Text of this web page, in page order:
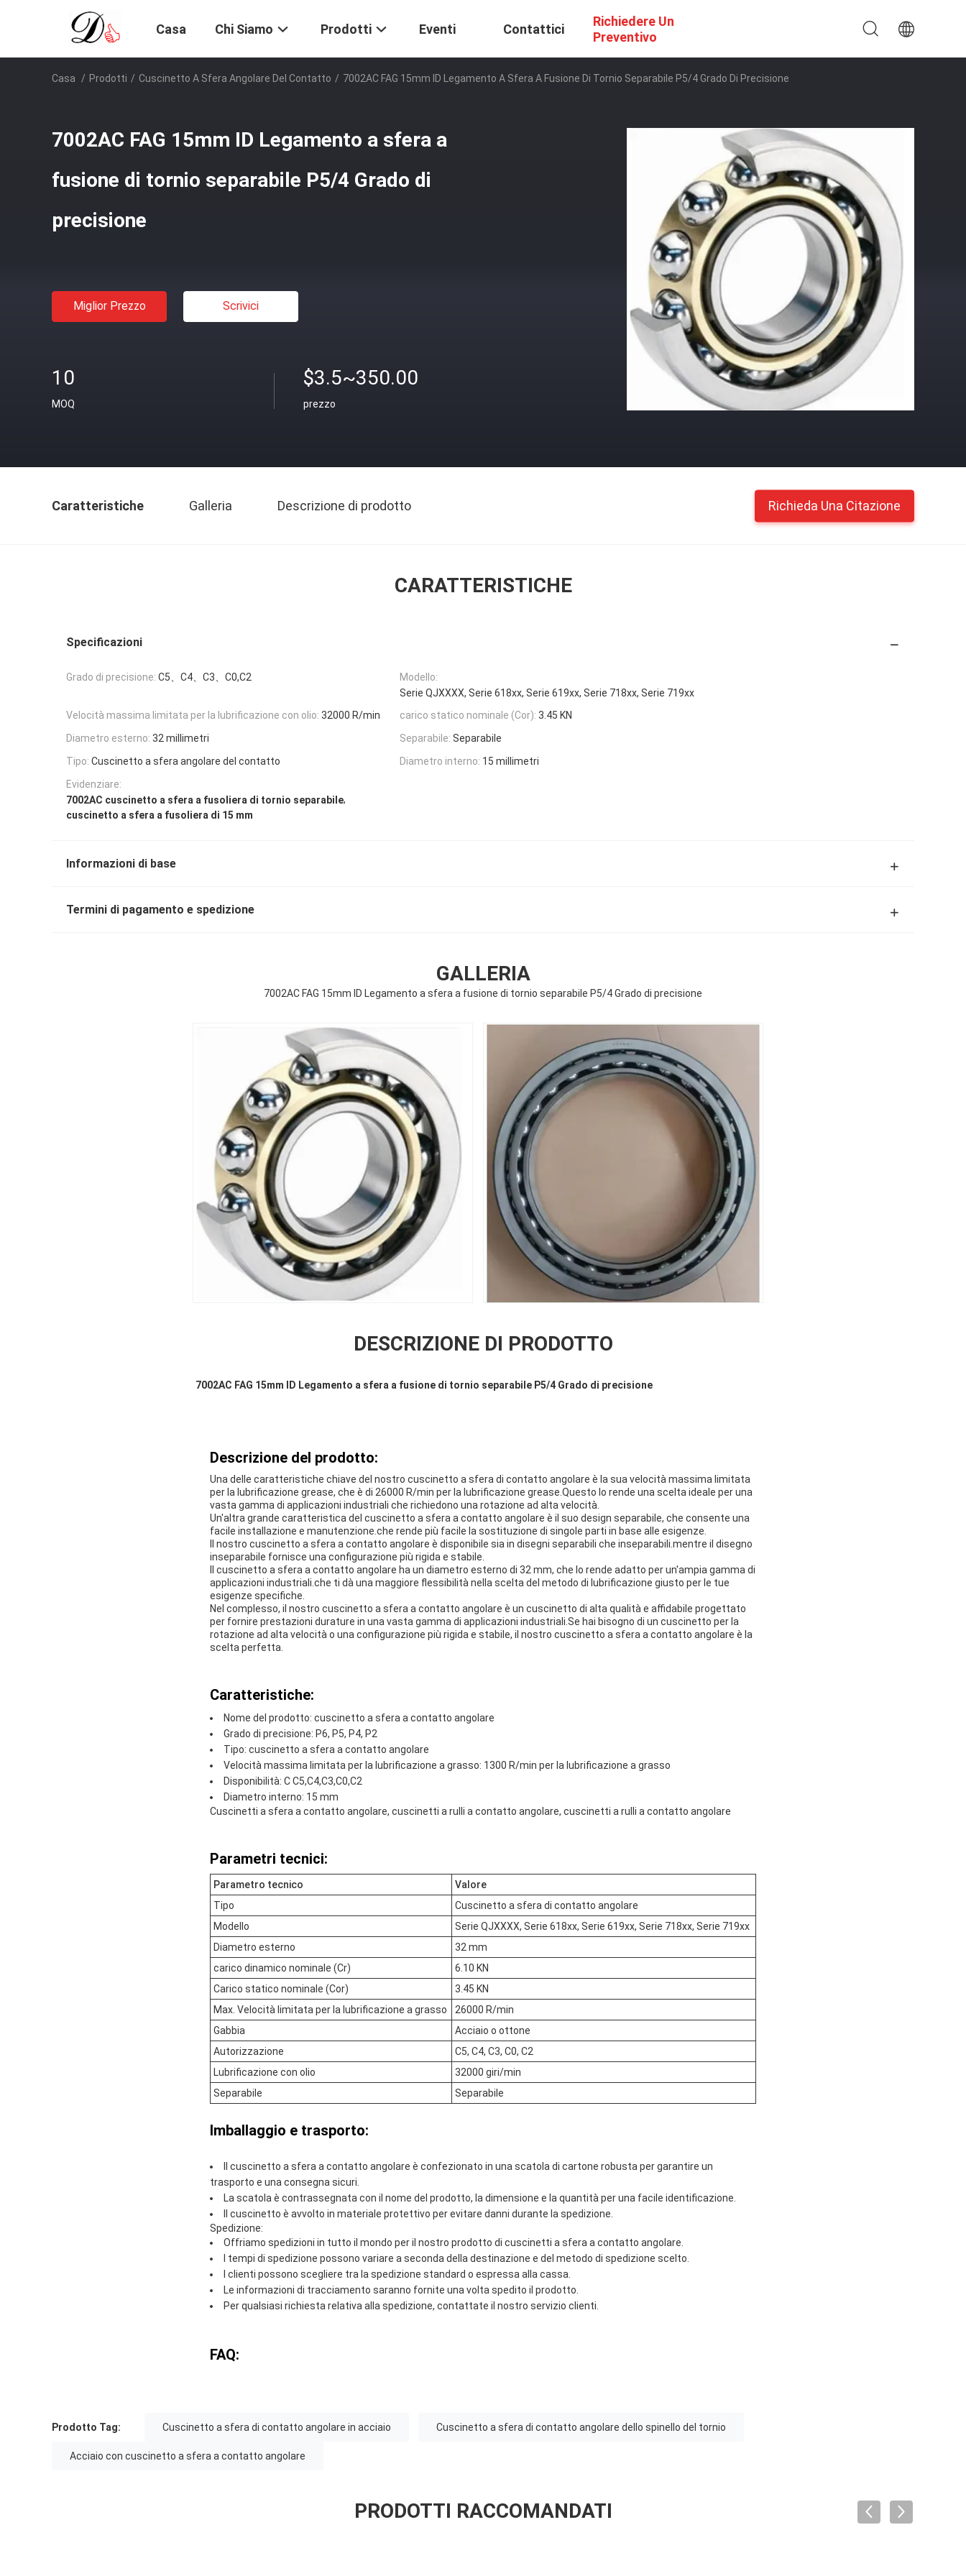
Casa Chi Siamo Prodotti Eventi Contattici
Richiedere Un
Preventivo
Casa / Prodotti / Cuscinetto A Sfera Angolare Del Contatto / 7002AC FAG 15mm ID Legamento A Sfera A Fusione Di Tornio Separabile P5/4 Grado Di Precisione
7002AC FAG 15mm ID Legamento a sfera a
fusione di tornio separabile P5/4 Grado di
precisione
Miglior Prezzo Scrivici
10
MOQ
$3.5~350.00
prezzo
Caratteristiche Galleria Descrizione di prodotto Richieda Una Citazione
CARATTERISTICHE
Specificazioni
Grado di precisione: C5、C4、C3、C0,C2
Modello:
Serie QJXXXX, Serie 618xx, Serie 619xx, Serie 718xx, Serie 719xx
Velocità massima limitata per la lubrificazione con olio: 32000 R/min carico statico nominale (Cor): 3.45 KN
Diametro esterno: 32 millimetri Separabile: Separabile
Tipo: Cuscinetto a sfera angolare del contatto Diametro interno: 15 millimetri
Evidenziare:
7002AC cuscinetto a sfera a fusoliera di tornio separabile,
cuscinetto a sfera a fusoliera di 15 mm
Informazioni di base
Termini di pagamento e spedizione
GALLERIA
7002AC FAG 15mm ID Legamento a sfera a fusione di tornio separabile P5/4 Grado di precisione
DESCRIZIONE DI PRODOTTO
7002AC FAG 15mm ID Legamento a sfera a fusione di tornio separabile P5/4 Grado di precisione
Descrizione del prodotto:
Una delle caratteristiche chiave del nostro cuscinetto a sfera di contatto angolare è la sua velocità massima limitata
per la lubrificazione grease, che è di 26000 R/min per la lubrificazione grease.Questo lo rende una scelta ideale per una
vasta gamma di applicazioni industriali che richiedono una rotazione ad alta velocità.
Un'altra grande caratteristica del cuscinetto a sfera a contatto angolare è il suo design separabile, che consente una
facile installazione e manutenzione.che rende più facile la sostituzione di singole parti in base alle esigenze.
Il nostro cuscinetto a sfera a contatto angolare è disponibile sia in disegni separabili che inseparabili.mentre il disegno
inseparabile fornisce una configurazione più rigida e stabile.
Il cuscinetto a sfera a contatto angolare ha un diametro esterno di 32 mm, che lo rende adatto per un'ampia gamma di
applicazioni industriali.che ti dà una maggiore flessibilità nella scelta del metodo di lubrificazione giusto per le tue
esigenze specifiche.
Nel complesso, il nostro cuscinetto a sfera a contatto angolare è un cuscinetto di alta qualità e affidabile progettato
per fornire prestazioni durature in una vasta gamma di applicazioni industriali.Se hai bisogno di un cuscinetto per la
rotazione ad alta velocità o una configurazione più rigida e stabile, il nostro cuscinetto a sfera a contatto angolare è la
scelta perfetta.
Caratteristiche:
Nome del prodotto: cuscinetto a sfera a contatto angolare
Grado di precisione: P6, P5, P4, P2
Tipo: cuscinetto a sfera a contatto angolare
Velocità massima limitata per la lubrificazione a grasso: 1300 R/min per la lubrificazione a grasso
Disponibilità: C C5,C4,C3,C0,C2
Diametro interno: 15 mm
Cuscinetti a sfera a contatto angolare, cuscinetti a rulli a contatto angolare, cuscinetti a rulli a contatto angolare
Parametri tecnici:
Parametro tecnico
Valore
Tipo
Cuscinetto a sfera di contatto angolare
Modello
Serie QJXXXX, Serie 618xx, Serie 619xx, Serie 718xx, Serie 719xx
Diametro esterno
32 mm
carico dinamico nominale (Cr)
6.10 KN
Carico statico nominale (Cor)
3.45 KN
Max. Velocità limitata per la lubrificazione a grasso
26000 R/min
Gabbia
Acciaio o ottone
Autorizzazione
C5, C4, C3, C0, C2
Lubrificazione con olio
32000 giri/min
Separabile
Separabile
Imballaggio e trasporto:
Il cuscinetto a sfera a contatto angolare è confezionato in una scatola di cartone robusta per garantire un
trasporto e una consegna sicuri.
La scatola è contrassegnata con il nome del prodotto, la dimensione e la quantità per una facile identificazione.
Il cuscinetto è avvolto in materiale protettivo per evitare danni durante la spedizione.
Spedizione:
Offriamo spedizioni in tutto il mondo per il nostro prodotto di cuscinetti a sfera a contatto angolare.
I tempi di spedizione possono variare a seconda della destinazione e del metodo di spedizione scelto.
I clienti possono scegliere tra la spedizione standard o espressa alla cassa.
Le informazioni di tracciamento saranno fornite una volta spedito il prodotto.
Per qualsiasi richiesta relativa alla spedizione, contattate il nostro servizio clienti.
FAQ:
Prodotto Tag: Cuscinetto a sfera di contatto angolare in acciaio Cuscinetto a sfera di contatto angolare dello spinello del tornio
Acciaio con cuscinetto a sfera a contatto angolare
PRODOTTI RACCOMANDATI